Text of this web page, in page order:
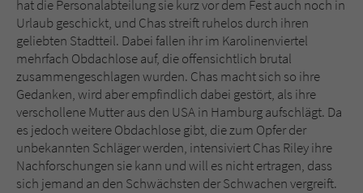
hat die Personalabteilung sie kurz vor dem Fest auch noch in
Urlaub geschickt, und Chas streift ruhelos durch ihren
geliebten Stadtteil. Dabei fallen ihr im Karolinenviertel
mehrfach Obdachlose auf, die offensichtlich brutal
zusammengeschlagen wurden. Chas macht sich so ihre
Gedanken, wird aber empfindlich dabei gestört, als ihre
verschollene Mutter aus den USA in Hamburg aufschlägt. Da
es jedoch weitere Obdachlose gibt, die zum Opfer der
unbekannten Schläger werden, intensiviert Chas Riley ihre
Nachforschungen sie kann und will es nicht ertragen, dass
sich jemand an den Schwächsten der Schwachen vergreift.
Sicherheitscode des Kontaktformulars zu
überprüfen.